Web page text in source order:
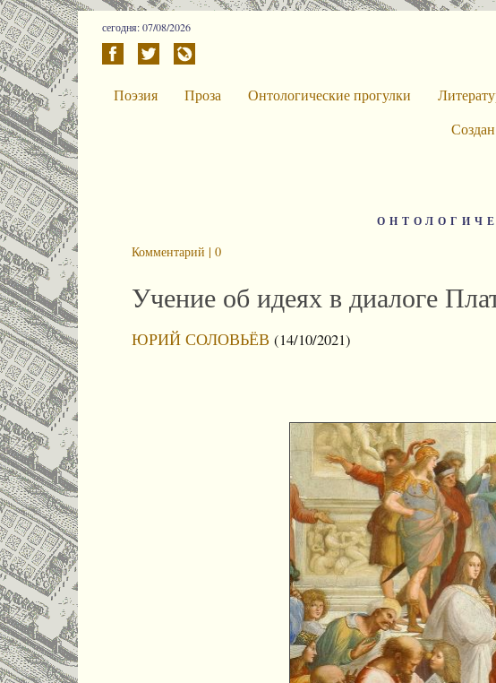
сегодня: 07/08/2026
Поэзия Проза Онтологические прогулки
Комментарий | 0
Учение об идеях в диалоге
ЮРИЙ СОЛОВЬЁВ (14/10/2021)